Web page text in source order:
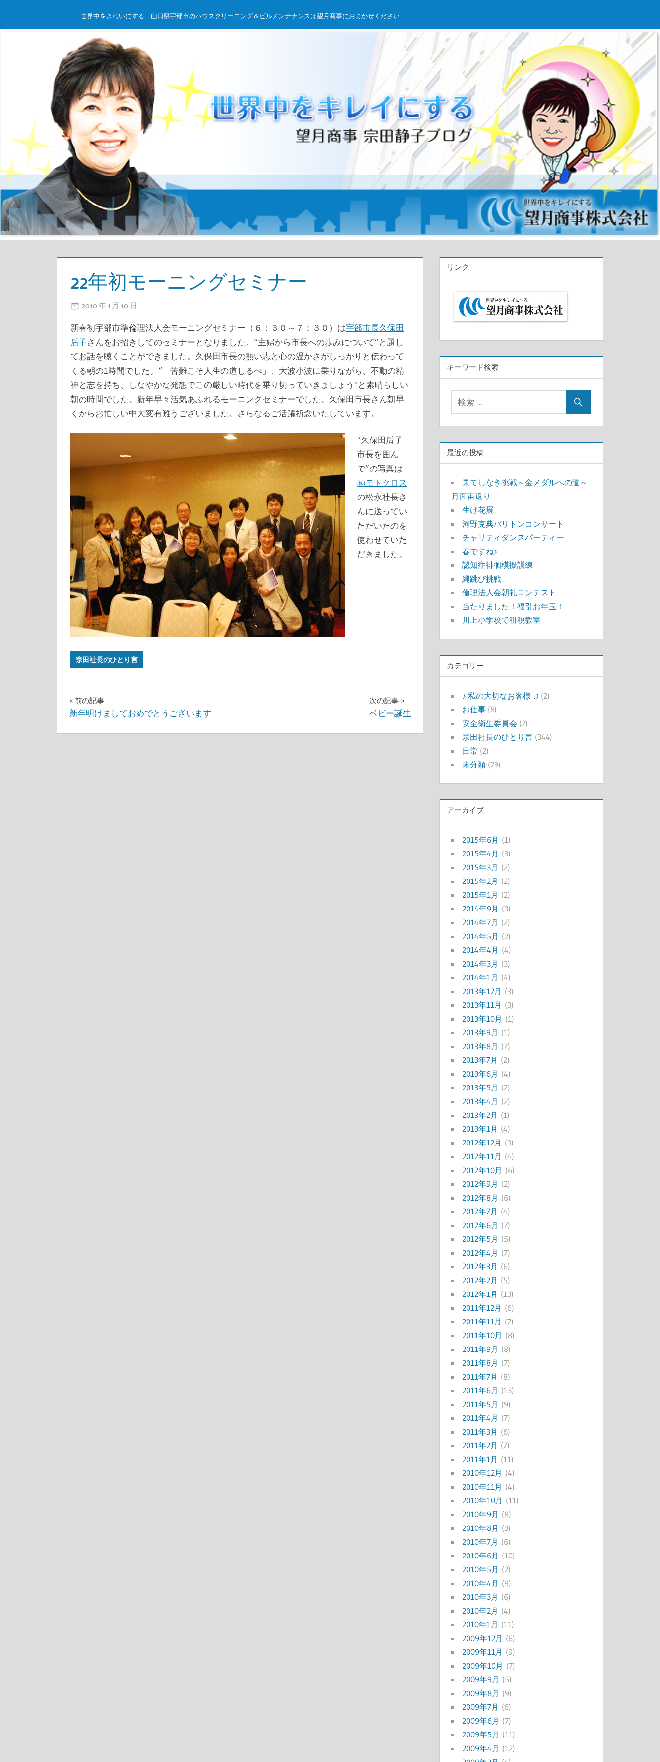
望
月
商
事
宗
田
社
長
ロ
グ
世界中をきれいにする 山口県宇部市のハウスクリーニング＆ビルメンテナンスは望月商事におまかせください
22年初モーニングセミナー
2010 年 1 月 10 日
新春初宇部市準倫理法人会モーニングセミナー（６：３０～７：３０）は宇部市長久保田
后子さんをお招きしてのセミナーとなりました。“主婦から市長への歩みについて”と題し
てお話を聴くことができました。久保田市長の熱い志と心の温かさがしっかりと伝わって
くる朝の1時間でした。“「苦難こそ人生の道しるべ」、大波小波に乗りながら、不動の精
神と志を持ち、しなやかな発想でこの厳しい時代を乗り切っていきましょう”と素晴らしい
朝の時間でした。新年早々活気あふれるモーニングセミナーでした。久保田市長さん朝早
くからお忙しい中大変有難うございました。さらなるご活躍祈念いたしています。
“久保田后子
市長を囲ん
で”の写真は
㈱モトクロス
の松永社長さ
んに送ってい
ただいたのを
使わせていた
だきました。
宗田社長のひとり言
投
稿
前の記事
新年明けましておめでとうございます
次の記事
ベビー誕生
リンク
キーワード検索
最近の投稿
果てしなき挑戦～金メダルへの道～
月面宙返り
生け花展
河野克典バリトンコンサート
チャリティダンスパーティー
春ですね♪
認知症徘徊模擬訓練
縄跳び挑戦
倫理法人会朝礼コンテスト
当たりました！福引お年玉！
川上小学校で租税教室
カテゴリー
♪ 私の大切なお客様 ♫ (2)
お仕事 (8)
安全衛生委員会 (2)
宗田社長のひとり言 (344)
日常 (2)
未分類 (29)
アーカイブ
2015年6月 (1)
2015年4月 (3)
2015年3月 (2)
2015年2月 (2)
2015年1月 (2)
2014年9月 (3)
2014年7月 (2)
2014年5月 (2)
2014年4月 (4)
2014年3月 (3)
2014年1月 (4)
2013年12月 (3)
2013年11月 (3)
2013年10月 (1)
2013年9月 (1)
2013年8月 (7)
2013年7月 (2)
2013年6月 (4)
2013年5月 (2)
2013年4月 (2)
2013年2月 (1)
2013年1月 (4)
2012年12月 (3)
2012年11月 (4)
2012年10月 (6)
2012年9月 (2)
2012年8月 (6)
2012年7月 (4)
2012年6月 (7)
2012年5月 (5)
2012年4月 (7)
2012年3月 (6)
2012年2月 (5)
2012年1月 (13)
2011年12月 (6)
2011年11月 (7)
2011年10月 (8)
2011年9月 (8)
2011年8月 (7)
2011年7月 (8)
2011年6月 (13)
2011年5月 (9)
2011年4月 (7)
2011年3月 (6)
2011年2月 (7)
2011年1月 (11)
2010年12月 (4)
2010年11月 (4)
2010年10月 (11)
2010年9月 (8)
2010年8月 (3)
2010年7月 (6)
2010年6月 (10)
2010年5月 (2)
2010年4月 (9)
2010年3月 (6)
2010年2月 (4)
2010年1月 (11)
2009年12月 (6)
2009年11月 (9)
2009年10月 (7)
2009年9月 (5)
2009年8月 (9)
2009年7月 (6)
2009年6月 (7)
2009年5月 (11)
2009年4月 (12)